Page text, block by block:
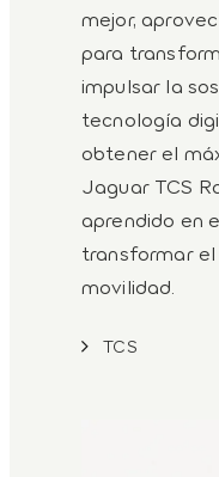
mejor,
para
impulsar la
tecnología
obtener el
Jaguar TCS
aprendido en
transformar
movilidad.
TCS